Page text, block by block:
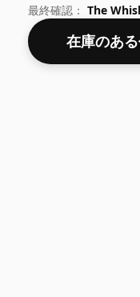
最終確認： The
在庫のあ